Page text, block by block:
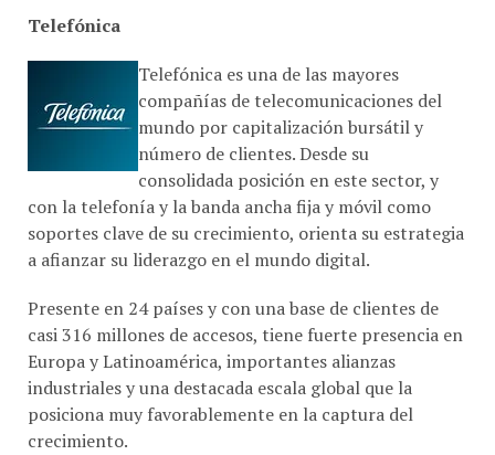
Telefónica
Telefónica es una de las mayores
compañías de telecomunicaciones del
mundo por capitalización bursátil y
número de clientes. Desde su
consolidada posición en este sector, y
con la telefonía y la banda ancha fija y móvil como
soportes clave de su crecimiento, orienta su estrategia
a afianzar su liderazgo en el mundo digital.
Presente en 24 países y con una base de clientes de
casi 316 millones de accesos, tiene fuerte presencia en
Europa y Latinoamérica, importantes alianzas
industriales y una destacada escala global que la
posiciona muy favorablemente en la captura del
crecimiento.